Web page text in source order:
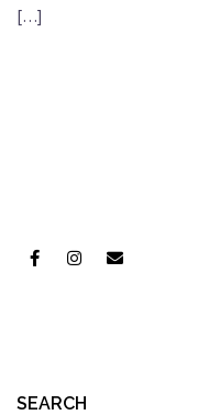
[…]
SEARCH